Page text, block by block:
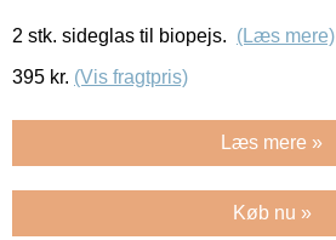
2 stk. sideglas til biopejs. (Læs mere)
395 kr. (Vis fragtpris)
Læs mere »
Køb nu »